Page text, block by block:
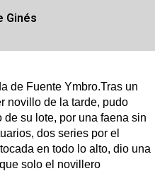
Ginés
de Fuente Ymbro.Tras un
novillo de la tarde, pudo
su lote, por una faena sin
dos series por el
en todo lo alto, dio una
solo el novillero